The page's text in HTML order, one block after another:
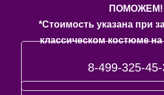
ПОМОЖЕМ!
*Стоимость указана при
классическом костюме на
8-499-325-